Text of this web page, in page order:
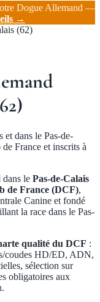
Dogue Allemand —
→
(62)
et dans le Pas-de-
France et inscrits à
dans le Pas-de-Calais
de France (DCF),
Canine et fondé
la race dans le Pas-
qualité du DCF :
coudes HD/ED, ADN,
sélection sur
obligatoires aux